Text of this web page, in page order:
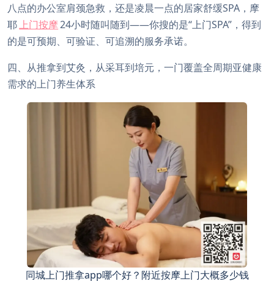
八点的办公室肩颈急救，还是凌晨一点的居家舒缓SPA，摩
耶上门按摩24小时随叫随到——你搜的是“上门SPA”，得到
的是可预期、可验证、可追溯的服务承诺。
四、从推拿到艾灸，从采耳到培元，一门覆盖全周期亚健康
需求的上门养生体系
同城上门推拿app哪个好？附近按摩上门大概多少钱